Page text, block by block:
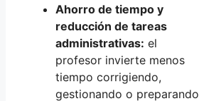
Ahorro de tiempo y
reducción de tareas
administrativas: el
profesor invierte menos
tiempo corrigiendo,
gestionando o preparando